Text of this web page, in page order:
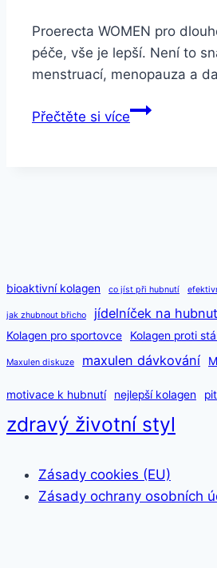
Proerecta WOMEN pro
péče, vše je lepší. Není to
menstruací, menopauza a
Přečtěte si víceProerecta
bioaktivní kolagen co jíst při hubnutí
jak zhubnout břicho jídelníček na
Kolagen pro sportovce
Kolagen proti
Maxulen diskuze maxulen dávkování
motivace k hubnutí nejlepší kolagen
zdravý životní styl
Zásady cookies (EU)
Zásady ochrany osobních